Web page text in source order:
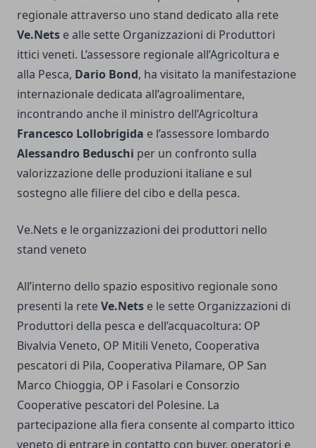
regionale attraverso uno stand dedicato alla rete
Ve.Nets e alle sette Organizzazioni di Produttori
ittici veneti. L’assessore regionale all’Agricoltura e
alla Pesca, Dario Bond, ha visitato la manifestazione
internazionale dedicata all’agroalimentare,
incontrando anche il ministro dell’Agricoltura
Francesco Lollobrigida e l’assessore lombardo
Alessandro Beduschi per un confronto sulla
valorizzazione delle produzioni italiane e sul
sostegno alle filiere del cibo e della pesca.
Ve.Nets e le organizzazioni dei produttori nello
stand veneto
All’interno dello spazio espositivo regionale sono
presenti la reteVe.Nets e le sette Organizzazioni di
Produttori della pesca e dell’acquacoltura: OP
Bivalvia Veneto, OP Mitili Veneto, Cooperativa
pescatori di Pila, Cooperativa Pilamare, OP San
Marco Chioggia, OP i Fasolari e Consorzio
Cooperative pescatori del Polesine. La
partecipazione alla fiera consente al comparto ittico
veneto di entrare in contatto con buyer, operatori e